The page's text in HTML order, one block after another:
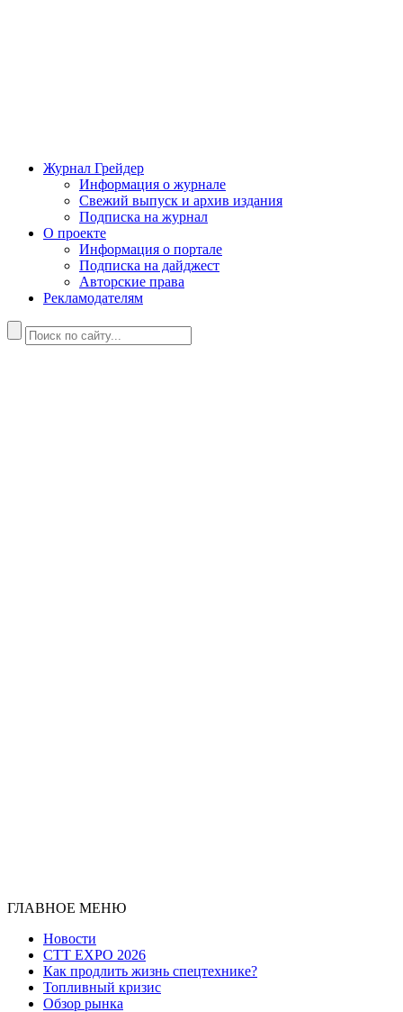
Журнал Грейдер
Информация о журнале
Свежий выпуск и архив издания
Подписка на журнал
О проекте
Информация о портале
Подписка на дайджест
Авторские права
Рекламодателям
ГЛАВНОЕ МЕНЮ
Новости
CTT EXPO 2026
Как продлить жизнь спецтехнике?
Топливный кризис
Обзор рынка